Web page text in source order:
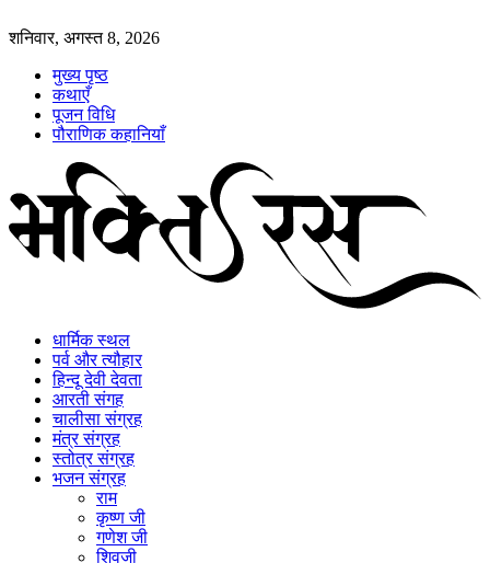
शनिवार, अगस्त 8, 2026
मुख्य पृष्ठ
कथाएँ
पूजन विधि
पौराणिक कहानियाँ
धार्मिक स्थल
पर्व और त्यौहार
हिन्दू देवी देवता
आरती संगह
चालीसा संग्रह
मंत्र संग्रह
स्तोत्र संग्रह
भजन संग्रह
राम
कृष्ण जी
गणेश जी
शिवजी